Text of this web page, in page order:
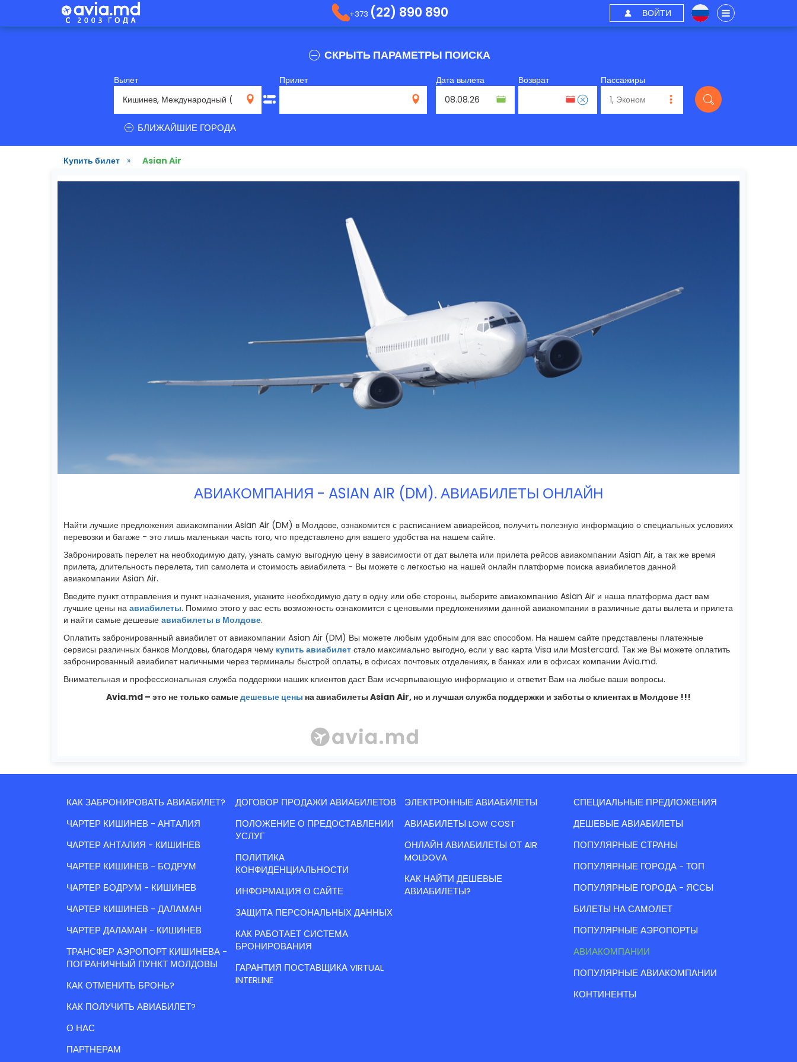
+373 (22) 890 890 ВОЙТИ
СКРЫТЬ ПАРАМЕТРЫ ПОИСКА
Вылет
RMO
Прилет Дата вылета Возврат Пассажиры
БЛИЖАЙШИЕ ГОРОДА
Купить билет » Asian Air
АВИАКОМПАНИЯ - ASIAN AIR (DM). АВИАБИЛЕТЫ ОНЛАЙН
Найти лучшие предложения авиакомпании Asian Air (DM) в Молдове, ознакомится с расписанием авиарейсов, получить полезную информацию о специальных условиях
перевозки и багаже - это лишь маленькая часть того, что представлено для вашего удобства на нашем сайте.
Забронировать перелет на необходимую дату, узнать самую выгодную цену в зависимости от дат вылета или прилета рейсов авиакомпании Asian Air, а так же время
прилета, длительность перелета, тип самолета и стоимость авиабилета - Вы можете с легкостью на нашей онлайн платформе поиска авиабилетов данной
авиакомпании Asian Air.
Введите пункт отправления и пункт назначения, укажите необходимую дату в одну или обе стороны, выберите авиакомпанию Asian Air и наша платформа даст вам
лучшие цены на авиабилеты. Помимо этого у вас есть возможность ознакомится с ценовыми предложениями данной авиакомпании в различные даты вылета и прилета
и найти самые дешевые авиабилеты в Молдове.
Оплатить забронированный авиабилет от авиакомпании Asian Air (DM) Вы можете любым удобным для вас способом. На нашем сайте представлены платежные
сервисы различных банков Молдовы, благодаря чему купить авиабилет стало максимально выгодно, если у вас карта Visa или Mastercard. Так же Вы можете оплатить
забронированный авиабилет наличными через терминалы быстрой оплаты, в офисах почтовых отделениях, в банках или в офисах компании Avia.md.
Внимательная и профессиональная служба поддержки наших клиентов даст Вам исчерпывающую информацию и ответит Вам на любые ваши вопросы.
Avia.md – это не только самыедешевые цены на авиабилеты Asian Air, но и лучшая служба поддержки и заботы о клиентах в Молдове !!!
КАК ЗАБРОНИРОВАТЬ АВИАБИЛЕТ?
ЧАРТЕР КИШИНЕВ - АНТАЛИЯ
ЧАРТЕР АНТАЛИЯ - КИШИНЕВ
ЧАРТЕР КИШИНЕВ - БОДРУМ
ЧАРТЕР БОДРУМ - КИШИНЕВ
ЧАРТЕР КИШИНЕВ - ДАЛАМАН
ЧАРТЕР ДАЛАМАН - КИШИНЕВ
ТРАНСФЕР АЭРОПОРТ КИШИНЕВА -
ПОГРАНИЧНЫЙ ПУНКТ МОЛДОВЫ
КАК ОТМЕНИТЬ БРОНЬ?
КАК ПОЛУЧИТЬ АВИАБИЛЕТ?
О НАС
ПАРТНЕРАМ
ДОГОВОР ПРОДАЖИ АВИАБИЛЕТОВ
ПОЛОЖЕНИЕ О ПРЕДОСТАВЛЕНИИ
УСЛУГ
ПОЛИТИКА
КОНФИДЕНЦИАЛЬНОСТИ
ИНФОРМАЦИЯ О САЙТЕ
ЗАЩИТА ПЕРСОНАЛЬНЫХ ДАННЫХ
КАК РАБОТАЕТ СИСТЕМА
БРОНИРОВАНИЯ
ГАРАНТИЯ ПОСТАВЩИКА VIRTUAL
INTERLINE
ЭЛЕКТРОННЫЕ АВИАБИЛЕТЫ
АВИАБИЛЕТЫ LOW COST
ОНЛАЙН АВИАБИЛЕТЫ ОТ AIR
MOLDOVA
КАК НАЙТИ ДЕШЕВЫЕ
АВИАБИЛЕТЫ?
СПЕЦИАЛЬНЫЕ ПРЕДЛОЖЕНИЯ
ДЕШЕВЫЕ АВИАБИЛЕТЫ
ПОПУЛЯРНЫЕ СТРАНЫ
ПОПУЛЯРНЫЕ ГОРОДА - ТОП
ПОПУЛЯРНЫЕ ГОРОДА - ЯССЫ
БИЛЕТЫ НА САМОЛЕТ
ПОПУЛЯРНЫЕ АЭРОПОРТЫ
АВИАКОМПАНИИ
ПОПУЛЯРНЫЕ АВИАКОМПАНИИ
КОНТИНЕНТЫ